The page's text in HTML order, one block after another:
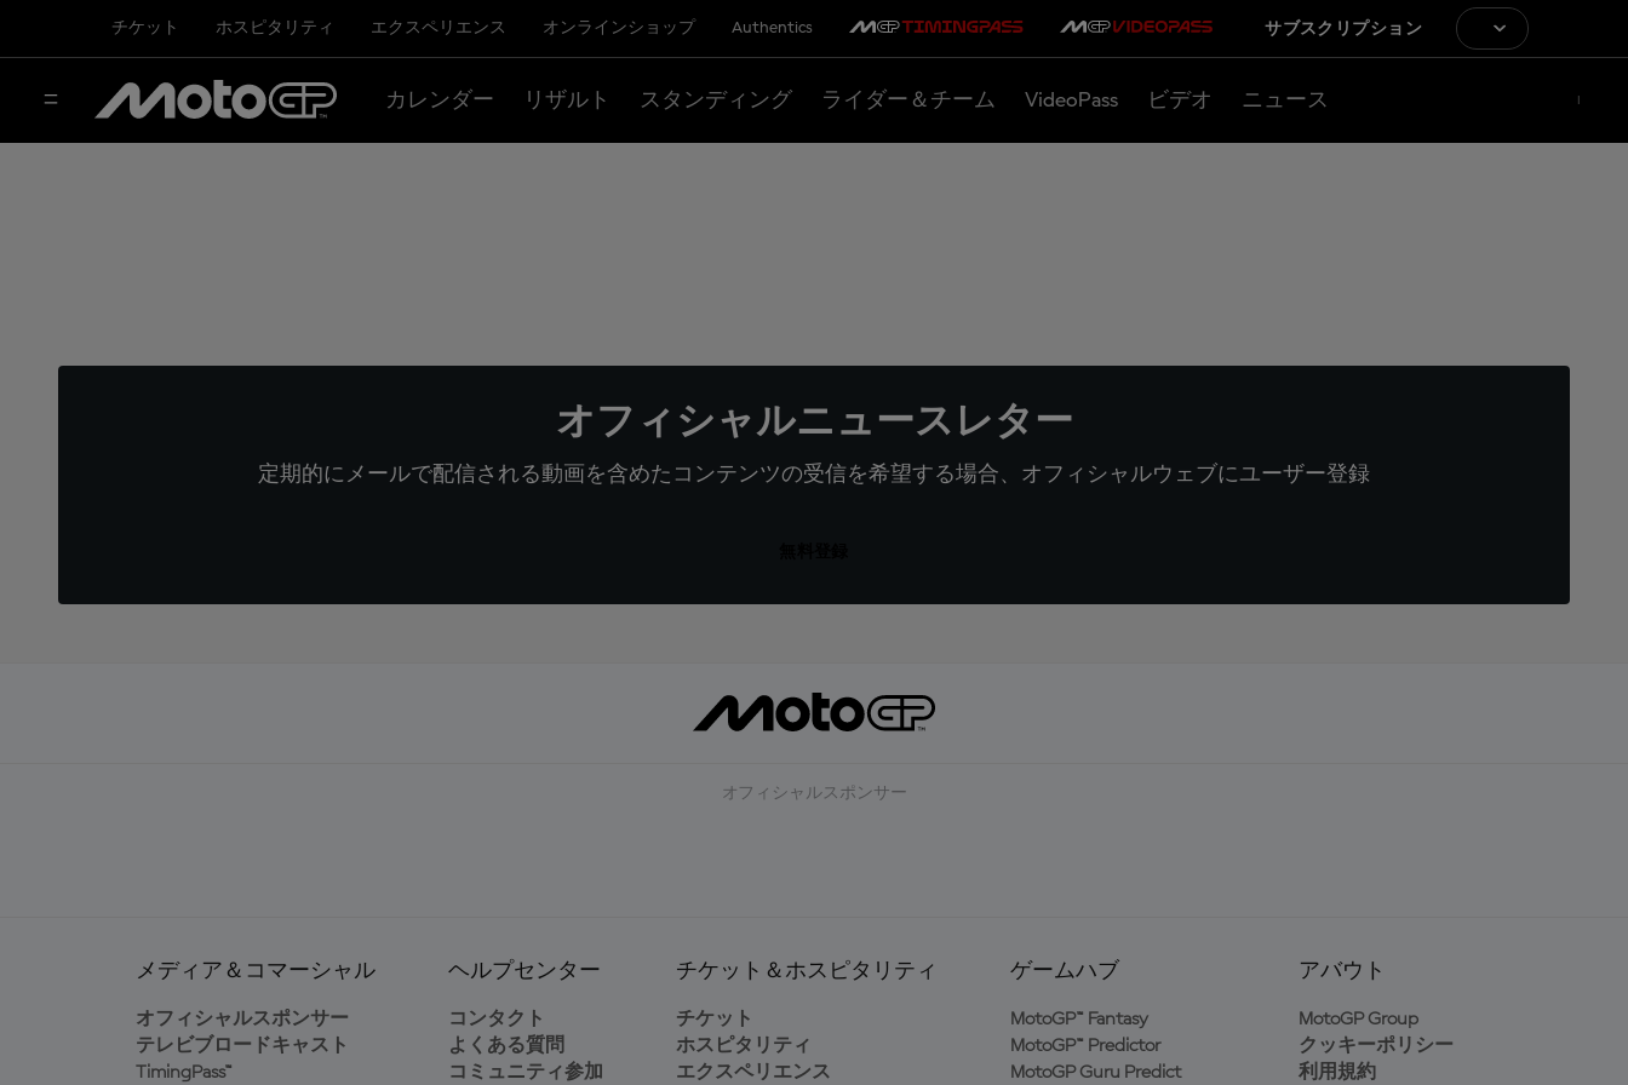
チケット ホスピタリティ エクスペリエンス オンラインショップ Authentics サブスクリプション
カレンダー リザルト スタンディング ライダー＆チーム VideoPass ビデオ ニュース
オフィシャルニュースレター
定期的にメールで配信される動画を含めたコンテンツの受信を希望する場合、オフィシャルウェブにユーザー登録
オフィシャルスポンサー
メディア＆コマーシャル
オフィシャルスポンサー
テレビブロードキャスト
TimingPass™
ヘルプセンター
コンタクト
よくある質問
コミュニティ参加
チケット＆ホスピタリティ
チケット
ホスピタリティ
エクスペリエンス
ゲームハブ
MotoGP™ Fantasy
MotoGP™ Predictor
MotoGP Guru Predict
アバウト
MotoGP Group
クッキーポリシー
利用規約